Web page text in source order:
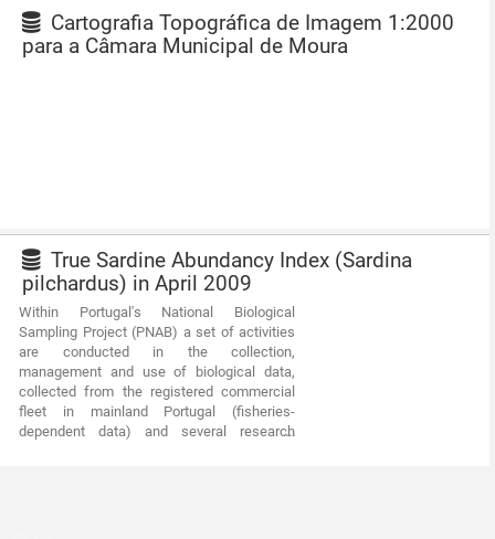
Cartografia Topográfica de Imagem 1:2000
para a Câmara Municipal de Moura
True Sardine Abundancy Index (Sardina
pilchardus) in April 2009
Within Portugal's National Biological
Sampling Project (PNAB) a set of activities
are conducted in the collection,
management and use of biological data,
collected from the registered commercial
fleet in mainland Portugal (fisheries-
dependent data) and several research